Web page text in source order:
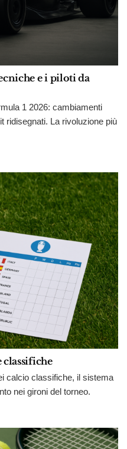
e i piloti da
1 2026: cambiamenti
ridisegnati. La rivoluzione più
calcio classifiche, il sistema
nei gironi del torneo.